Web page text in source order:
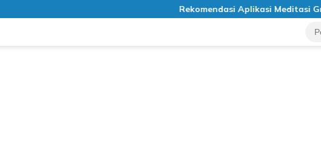
Rekomendasi Aplikasi Meditasi Gratis